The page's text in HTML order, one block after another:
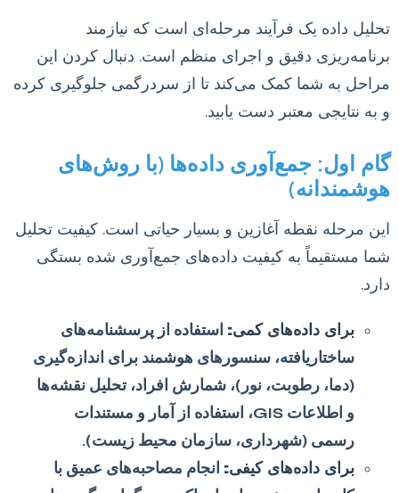
تحلیل داده یک فرآیند مرحله‌ای است که نیازمند
برنامه‌ریزی دقیق و اجرای منظم است. دنبال کردن این
مراحل به شما کمک می‌کند تا از سردرگمی جلوگیری کرده
و به نتایجی معتبر دست یابید.
گام اول: جمع‌آوری داده‌ها (با روش‌های
هوشمندانه)
این مرحله نقطه آغازین و بسیار حیاتی است. کیفیت تحلیل
شما مستقیماً به کیفیت داده‌های جمع‌آوری شده بستگی
دارد.
برای داده‌های کمی: استفاده از پرسشنامه‌های
ساختاریافته، سنسورهای هوشمند برای اندازه‌گیری
(دما، رطوبت، نور)، شمارش افراد، تحلیل نقشه‌ها
و اطلاعات GIS، استفاده از آمار و مستندات
رسمی (شهرداری، سازمان محیط زیست).
برای داده‌های کیفی: انجام مصاحبه‌های عمیق با